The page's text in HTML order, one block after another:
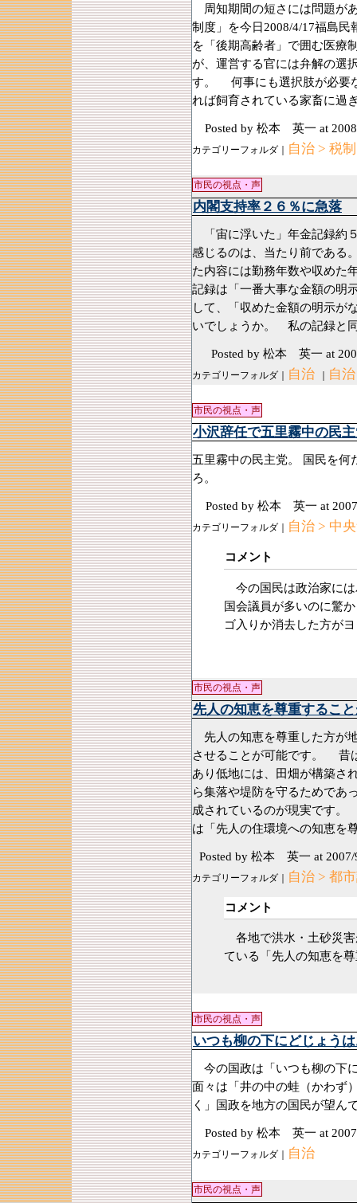
周知期間の短さには問題が
制度」を今日2008/4/17福島
を「後期高齢者」で囲む医療
が、運営する官には弁解の選
す。 何事にも選択肢が必要
れば飼育されている家畜に
Posted by 松本 英一 at
カテゴリーフォルダ｜ 自治 > 税制
市民の視点・声
内閣支持率２６％に急落
「宙に浮いた」年金記録約
感じるのは、当たり前であ
た内容には勤務年数や収めた
記録は「一番大事な金額の
して、「収めた金額の明示が
いでしょうか。 私の記録と
Posted by 松本 英一 at
カテゴリーフォルダ｜ 自治 ｜ 自
市民の視点・声
小沢辞任で五里霧中の民
五里霧中の民主党。 国民を
ろ。
Posted by 松本 英一 at
カテゴリーフォルダ｜ 自治 > 中
コメント
今の国民は政治家には
国会議員が多いのに驚
ゴ入りか消去した方が
市民の視点・声
先人の知恵を尊重するこ
先人の知恵を尊重した方が
させることが可能です。 昔
あり低地には、田畑が構築さ
ら集落や堤防を守るためであ
成されているのが現実です
は「先人の住環境への知恵を
Posted by 松本 英一 at
カテゴリーフォルダ｜ 自治 > 都
コメント
各地で洪水・土砂災害
ている「先人の知恵を
市民の視点・声
いつも柳の下にどじょう
今の国政は「いつも柳の下
面々は「井の中の蛙（かわ
く」国政を地方の国民が望ん
Posted by 松本 英一 at
カテゴリーフォルダ｜ 自治
市民の視点・声